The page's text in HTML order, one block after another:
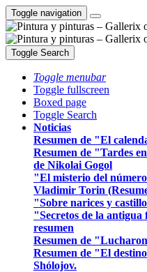
Toggle navigation
Toggle Search
Toggle menubar
Toggle fullscreen
Boxed page
Toggle Search
Noticias
Resumen de "El
Resumen de "Tardes
de Nikolai Gogol
"El misterio del
Vladimir Torin
"Sobre narices y
"Secretos de la
resumen
Resumen de
Resumen de "El
Shólojov.